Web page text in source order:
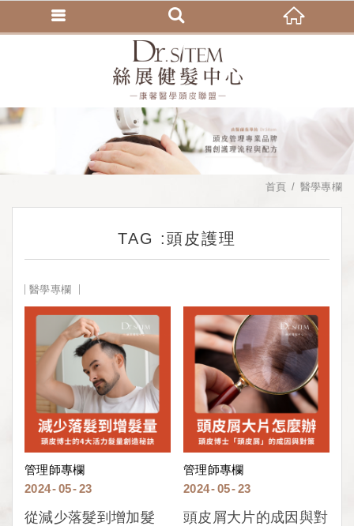
首頁 醫學專欄
TAG :頭皮護理
醫學專欄
管理師專欄
23
05
2024
從減少落髮到增加髮
管理師專欄
23
05
2024
頭皮屑大片的成因與對